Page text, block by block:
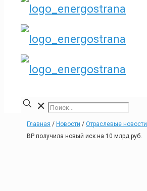
✕
Главная / Новости / Отраслевые новости
ВР получила новый иск на 10 млрд руб.